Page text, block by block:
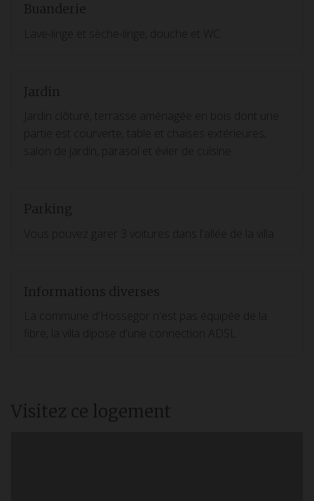
Buanderie
Lave-linge et sèche-linge, douche et WC
Jardin
Jardin clôturé, terrasse aménagée en bois dont une
partie est courverte, table et chaises extérieures,
salon de jardin, parasol et évier de cuisine
Parking
Vous pouvez garer 3 voitures dans l'allée de la villa
Informations diverses
La commune d'Hossegor n'est pas équipée de la
fibre, la villa dipose d'une connection ADSL
Visitez ce logement